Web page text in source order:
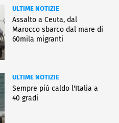
ULTIME NOTIZIE
Assalto a Ceuta, dal
Marocco sbarco dal mare di
60mila migranti
ULTIME NOTIZIE
Sempre più caldo l'Italia a
40 gradi